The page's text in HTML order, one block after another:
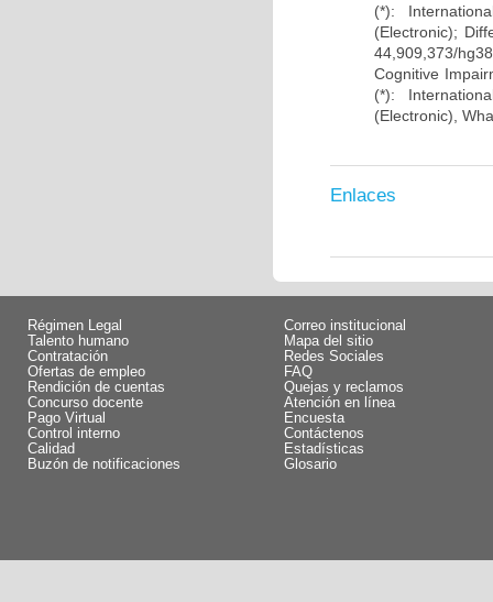
(*):
(Electronic);
44,909,373/
Cognitive
(*):
(Electronic),
Enlaces
Régimen Legal
Talento humano
Contratación
Ofertas de empleo
Rendición de cuentas
Concurso docente
Pago Virtual
Control interno
Calidad
Buzón de notificaciones
Correo institucional
Mapa del sitio
Redes Sociales
FAQ
Quejas y reclamos
Atención en línea
Encuesta
Contáctenos
Estadísticas
Glosario